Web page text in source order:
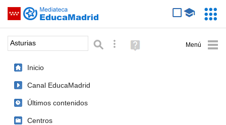
Saltar navegación
Palabra o frase: Búsqueda avanzada
Ayuda
(en
Inicio
Canal EducaMadrid
Últimos contenidos
Centros